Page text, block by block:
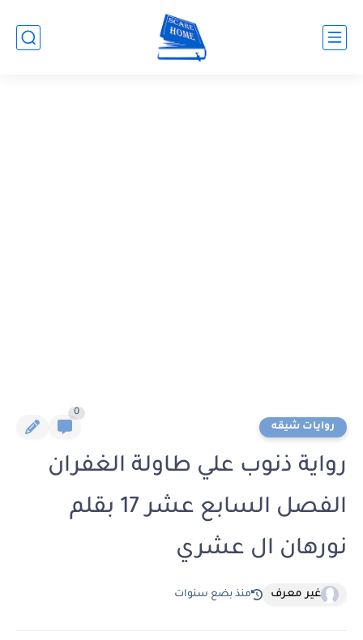
روايات شيقه
0
رواية ذنوب علي طاولة الغفران
الفصل السابع عشر 17 بقلم
نورهان ال عشري
غير معرف منذ بضع سنوات